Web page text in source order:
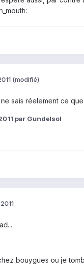
(modifié)
sais réelement ce
par Gundelsol
bouygues ou je